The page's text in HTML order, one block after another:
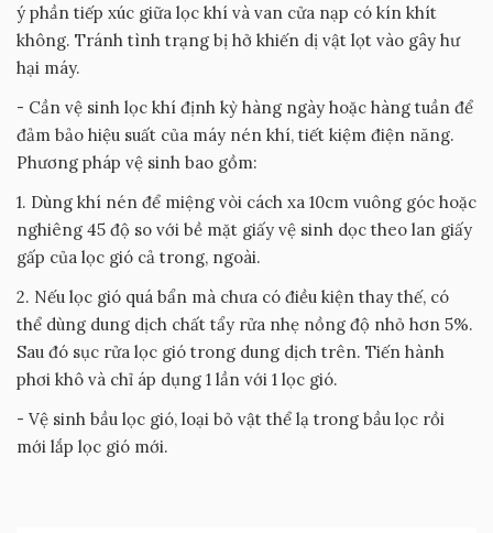
ý phần tiếp xúc giữa lọc khí và van cửa nạp có kín khít
không. Tránh tình trạng bị hở khiến dị vật lọt vào gây hư
hại máy.
- Cần vệ sinh lọc khí định kỳ hàng ngày hoặc hàng tuần để
đảm bảo hiệu suất của máy nén khí, tiết kiệm điện năng.
Phương pháp vệ sinh bao gồm:
1. Dùng khí nén để miệng vòi cách xa 10cm vuông góc hoặc
nghiêng 45 độ so với bề mặt giấy vệ sinh dọc theo lan giấy
gấp của lọc gió cả trong, ngoài.
2. Nếu lọc gió quá bẩn mà chưa có điều kiện thay thế, có
thể dùng dung dịch chất tẩy rửa nhẹ nồng độ nhỏ hơn 5%.
Sau đó sục rửa lọc gió trong dung dịch trên. Tiến hành
phơi khô và chỉ áp dụng 1 lần với 1 lọc gió.
- Vệ sinh bầu lọc gió, loại bỏ vật thể lạ trong bầu lọc rồi
mới lắp lọc gió mới.